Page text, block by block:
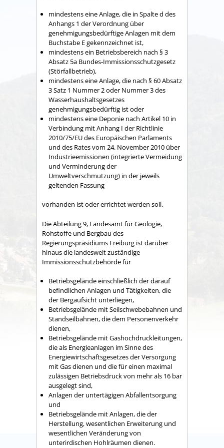
mindestens eine Anlage, die in Spalte d des
Anhangs 1 der Verordnung über
genehmigungsbedürftige Anlagen mit dem
Buchstabe E gekennzeichnet ist,
mindestens ein Betriebsbereich nach § 3
Absatz 5a Bundes-Immissionsschutzgesetz
(Störfallbetrieb),
mindestens eine Anlage, die nach § 60 Absatz
3 Satz 1 Nummer 2 oder Nummer 3 des
Wasserhaushaltsgesetzes
genehmigungsbedürftig ist oder
mindestens eine Deponie nach Artikel 10 in
Verbindung mit Anhang I der Richtlinie
2010/75/EU des Europäischen Parlaments
und des Rates vom 24. November 2010 über
Industrieemissionen (integrierte Vermeidung
und Verminderung der
Umweltverschmutzung) in der jeweils
geltenden Fassung
vorhanden ist oder errichtet werden soll.
Die Abteilung 9, Landesamt für Geologie,
Rohstoffe und Bergbau des
Regierungspräsidiums Freiburg ist darüber
hinaus die landesweit zuständige
Immissionsschutzbehörde für
Betriebsgelände einschließlich der darauf
befindlichen Anlagen und Tätigkeiten, die
der Bergaufsicht unterliegen,
Betriebsgelände mit Seilschwebebahnen und
Standseilbahnen, die dem Personenverkehr
dienen,
Betriebsgelände mit Gashochdruckleitungen,
die als Energieanlagen im Sinne des
Energiewirtschaftsgesetzes der Versorgung
mit Gas dienen und die für einen maximal
zulässigen Betriebsdruck von mehr als 16 bar
ausgelegt sind,
Anlagen der untertägigen Abfallentsorgung
und
Betriebsgelände mit Anlagen, die der
Herstellung, wesentlichen Erweiterung und
wesentlichen Veränderung von
unterirdischen Hohlräumen dienen.